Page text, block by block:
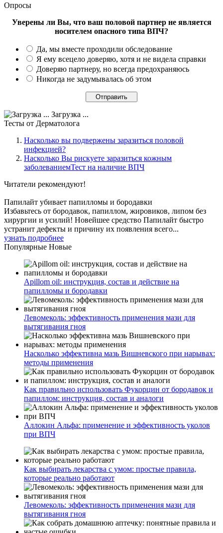
Опросы
Уверены ли Вы, что ваш половой партнер не является
носителем опасного типа ВПЧ?
Да, мы вместе проходили обследование
Я ему всецело доверяю, хотя и не видела справки
Доверяю партнеру, но всегда предохраняюсь
Никогда не задумывалась об этом
Загрузка ...
Тесты от Дерматолога
Насколько вы подвержены заразиться половой
инфекцией?
Насколько Вы рискуете заразиться кожным
заболеваниемТест на наличие ВПЧ
Читатели рекомендуют!
Папилайт убивает папилломы и бородавки
Избавьтесь от бородавок, папиллом, жировиков, липом без
хирургии и усилий! Новейшее средство Папилайт быстро
устранит дефекты и причину их появления всего...
узнать подробнее
Популярные Новые
Apillom oil: инструкция, состав и действие на
папилломы и бородавки
Левомеколь: эффективность применения мази для
вытягивания гноя
Насколько эффективна мазь Вишневского при нарывах:
методы применения
Как правильно использовать Фукорцин от бородавок и
папиллом: инструкция, состав и аналоги
Аллокин Альфа: применение и эффективность уколов
при ВПЧ
Как выбирать лекарства с умом: простые правила,
которые реально работают
Левомеколь: эффективность применения мази для
вытягивания гноя